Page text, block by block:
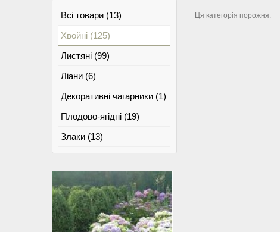
Всі товари (13)
Хвойні (125)
Листяні (99)
Ліани (6)
Декоративні чагарники (1)
Плодово-ягідні (19)
Злаки (13)
Ця категорія порожня.